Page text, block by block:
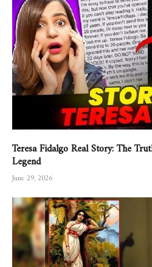
Teresa Fidalgo Real Story: The
Legend
June 29, 2026